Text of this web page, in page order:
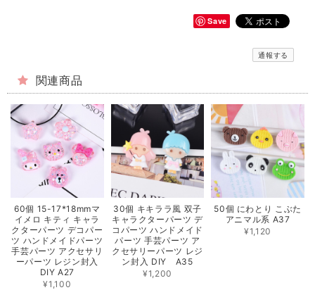
Save
通報する
関連商品
60個 15-17*18mmマ
イメロ キティ キャラ
クターパーツ デコパー
ツ ハンドメイドパーツ
手芸パーツ アクセサリ
ーパーツ レジン封入
DIY A27
¥1,100
30個 キキララ風 双子
キャラクターパーツ デ
コパーツ ハンドメイド
パーツ 手芸パーツ ア
クセサリーパーツ レジ
ン封入 DIY A35
¥1,200
50個 にわとり こぶた
アニマル系 A37
¥1,120